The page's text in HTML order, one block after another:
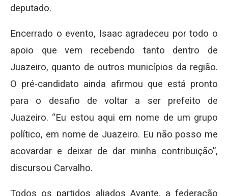
deputado.
Encerrado o evento, Isaac agradeceu por todo o
apoio que vem recebendo tanto dentro de
Juazeiro, quanto de outros municípios da região.
O pré-candidato ainda afirmou que está pronto
para o desafio de voltar a ser prefeito de
Juazeiro. “Eu estou aqui em nome de um grupo
político, em nome de Juazeiro. Eu não posso me
acovardar e deixar de dar minha contribuição”,
discursou Carvalho.
Todos os partidos aliados Avante, a federação